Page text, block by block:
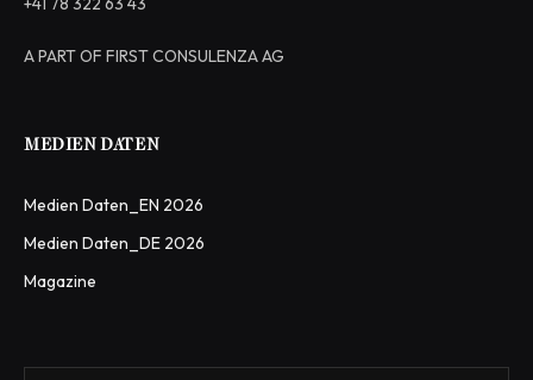
A PART OF FIRST CONSULENZA AG
MEDIEN DATEN
Medien Daten_EN 2026
Medien Daten_DE 2026
Magazine